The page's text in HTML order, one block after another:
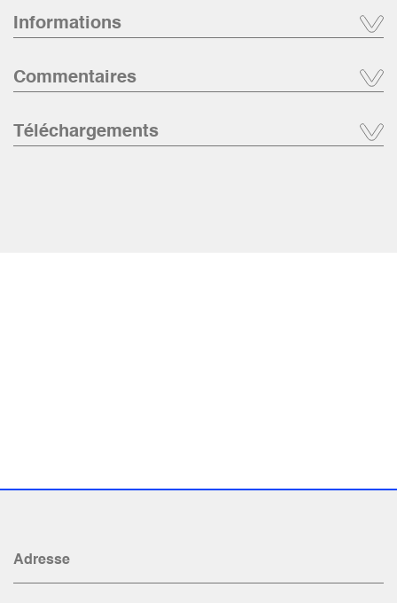
Informations
Commentaires
Téléchargements
Adresse